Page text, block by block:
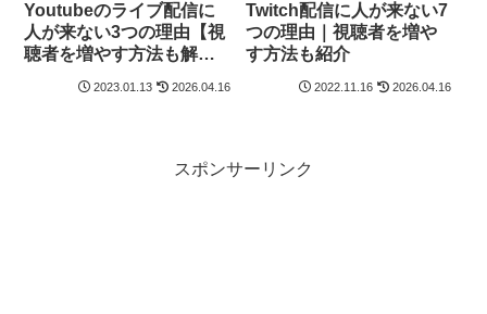
Youtubeのライブ配信に
人が来ない3つの理由【視
聴者を増やす方法も解
2023.01.13 2026.04.16
Twitch配信に人が来ない7
つの理由｜視聴者を増や
す方法も紹介
2022.11.16 2026.04.16
スポンサーリンク